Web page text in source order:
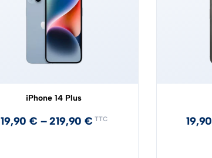
iPhone 14 Plus
19,90€ –219,90€ TTC